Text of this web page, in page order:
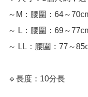
～M：腰圍：64～
～ L：腰圍：69～
～ LL：腰圍：77～
🔹長度：10分長